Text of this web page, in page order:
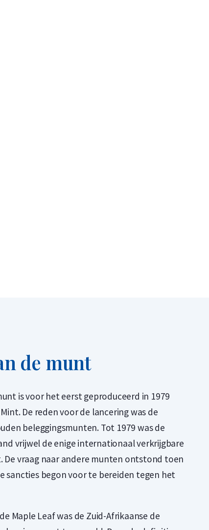
de munt
is voor het eerst geproduceerd in 1979
De reden voor de lancering was de
beleggingsmunten. Tot 1979 was de
vrijwel de enige internationaal verkrijgbare
De vraag naar andere munten ontstond toen
sancties begon voor te bereiden tegen het
Maple Leaf was de Zuid-Afrikaanse de